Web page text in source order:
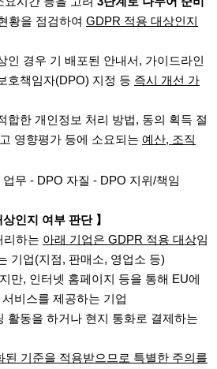
황을 점검하여 GDPR 적용 대상인지
인 경우 기 배포된 안내서, 가이드라인
호책임자(DPO) 지정 등 즉시 개선 가
합한 개인정보 처리 방법, 동의 획득 절
영향평가 등에 소요되는 예산, 조직
인지 여부 판단 】
리하는 아래 기업은 GDPR 적용 대상임
기업(지점, 판매소, 영업소 등)
만, 인터넷 홈페이지 등을 통해 EU에
비스를 제공하는 기업
동을 하거나 현지 통화로 결제하는
된 기준을 적용받으므로 특별한 주의를